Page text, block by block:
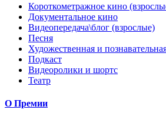
Короткометражное кино
Документальное кино
Видеопередача\блог (взрослые)
Песня
Художественная и
Подкаст
Видеоролики и шортс
Театр
О Премии